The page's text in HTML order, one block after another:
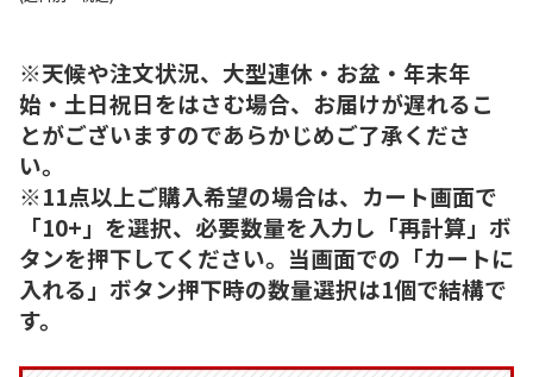
※天候や注文状況、大型連休・お盆・年末年
始・土日祝日をはさむ場合、お届けが遅れるこ
とがございますのであらかじめご了承くださ
い。
※11点以上ご購入希望の場合は、カート画面で
「10+」を選択、必要数量を入力し「再計算」ボ
タンを押下してください。当画面での「カートに
入れる」ボタン押下時の数量選択は1個で結構で
す。